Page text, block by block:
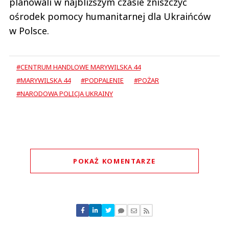
ośrodek pomocy humanitarnej dla Ukraińców
w Polsce.
#CENTRUM HANDLOWE MARYWILSKA 44
#MARYWILSKA 44
#PODPALENIE
#POŻAR
#NARODOWA POLICJA UKRAINY
POKAŻ KOMENTARZE